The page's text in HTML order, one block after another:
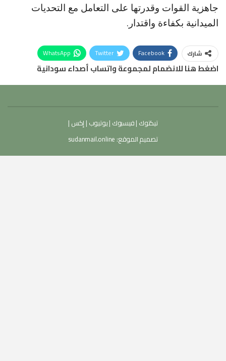
جاهزية القوات وقدرتها على التعامل مع التحديات
الميدانية بكفاءة واقتدار.
شارك Facebook
Twitter
WhatsApp
اضغط هنا للانضمام لمجموعة واتساب أصداء سودانية
تيكتوك |فيسبوك |يوتيوب | إكس |
تصميم الموقع: sudanmail.online